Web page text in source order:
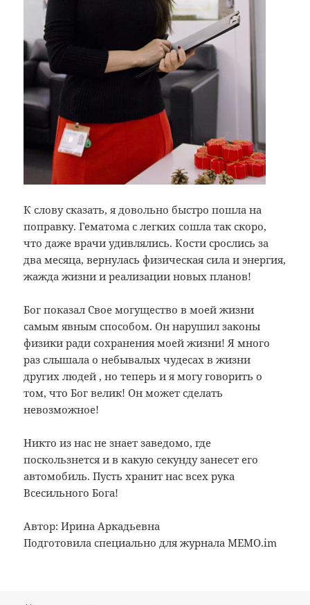
К слову сказать, я довольно быстро пошла на
поправку. Гематома с легких сошла так скоро,
что даже врачи удивлялись. Кости срослись за
два месяца, вернулась физическая сила и энергия,
жажда жизни и реализации новых планов!
Бог показал Свое могущество в моей жизни
самым явным способом. Он нарушил законы
физики ради сохранения моей жизни! Я много
раз слышала о небывалых чудесах в жизни
других людей , но теперь и я могу говорить о
том, что Бог велик! Он может сделать
невозможное!
Никто из нас не знает заведомо, где
поскользнется и в какую секунду занесет его
автомобиль. Пусть хранит нас всех рука
Всесильного Бога!
Автор: Ирина Аркадьевна
Подготовила специально для журнала MEMO.im